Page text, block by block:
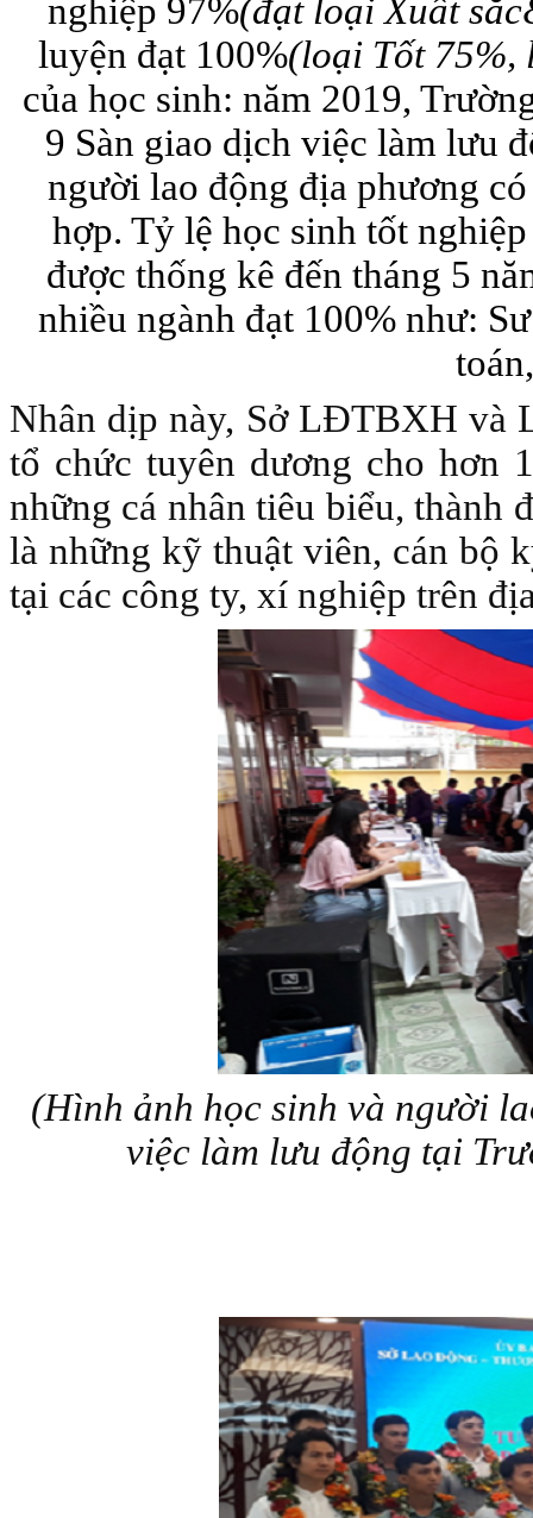
nghiệp 97%(đạt loại Xuất
luyện đạt 100%(loại Tốt 75%,
của học sinh: năm 2019,
9 Sàn giao dịch việc làm lưu
người lao động địa phương
hợp. Tỷ lệ học sinh tốt
được thống kê đến tháng 5
nhiều ngành đạt 100% như:
Nhân dịp này, Sở LĐTBXH và
tổ chức tuyên dương cho hơn
những cá nhân tiêu biểu, thành
là những kỹ thuật viên, cán bộ
tại các công ty, xí nghiệp trên
(Hình ảnh học sinh và người
việc làm lưu động tại